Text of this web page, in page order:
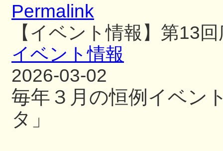
Permalink
【イベント情報】第13
イベント情報
2026-03-02
毎年３月の恒例イベン
タ」